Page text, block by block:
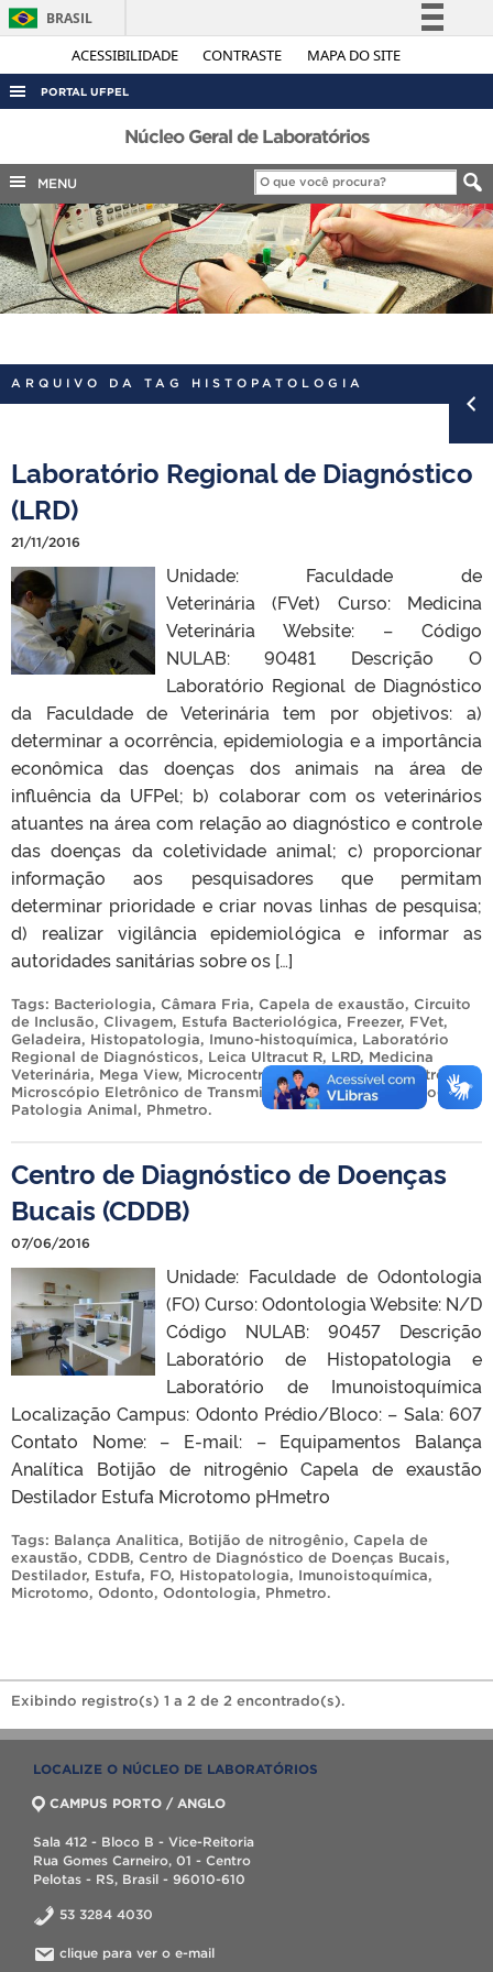
ACESSIBILIDADE CONTRASTE MAPA DO SITE
BRASIL
Simplifique!
Legislação
Canais
PORTAL UFPEL
ACESSO À INFORMAÇÃO
AUDITORIA
COBALTO
CONCURSOS
EDITAIS
INTERNACIONAL
PORTARIAS
Núcleo Geral de Laboratórios
MENU
ARQUIVO DA TAG HISTOPATOLOGIA
Laboratório Regional de Diagnóstico
(LRD)
21/11/2016
Unidade: Faculdade de
Veterinária (FVet) Curso: Medicina
Veterinária Website: – Código
NULAB: 90481 Descrição O
Laboratório Regional de Diagnóstico
da Faculdade de Veterinária tem por objetivos: a)
determinar a ocorrência, epidemiologia e a importância
econômica das doenças dos animais na área de
influência da UFPel; b) colaborar com os veterinários
atuantes na área com relação ao diagnóstico e controle
das doenças da coletividade animal; c) proporcionar
informação aos pesquisadores que permitam
determinar prioridade e criar novas linhas de pesquisa;
d) realizar vigilância epidemiológica e informar as
autoridades sanitárias sobre os […]
Tags: Bacteriologia, Câmara Fria, Capela de exaustão, Circuito
de Inclusão, Clivagem, Estufa Bacteriológica, Freezer, FVet,
Geladeira, Histopatologia, Imuno-histoquímica, Laboratório
Regional de Diagnósticos, Leica Ultracut R, LRD, Medicina
Veterinária, Mega View, Microcentrífuga, Microscopia Eletrônica
,
Microscópio Eletrônico de Transmissão,Necrópsia Patologia,
Patologia Animal, Phmetro.
Centro de Diagnóstico de Doenças
Bucais (CDDB)
07/06/2016
Unidade: Faculdade de Odontologia
(FO) Curso: Odontologia Website: N/D
Código NULAB: 90457 Descrição
Laboratório de Histopatologia e
Laboratório de Imunoistoquímica
Localização Campus: Odonto Prédio/Bloco: – Sala: 607
Contato Nome: – E-mail: – Equipamentos Balança
Analítica Botijão de nitrogênio Capela de exaustão
Destilador Estufa Microtomo pHmetro
Tags: Balança Analitica, Botijão de nitrogênio, Capela de
exaustão, CDDB, Centro de Diagnóstico de Doenças Bucais,
Destilador, Estufa, FO, Histopatologia, Imunoistoquímica,
Microtomo, Odonto, Odontologia, Phmetro.
Exibindo registro(s) 1 a 2 de 2 encontrado(s).
LOCALIZE O NÚCLEO DE LABORATÓRIOS
CAMPUS PORTO / ANGLO
Sala 412 - Bloco B - Vice-Reitoria
Rua Gomes Carneiro, 01 - Centro
Pelotas - RS, Brasil - 96010-610
53 3284 4030
clique para ver o e-mail